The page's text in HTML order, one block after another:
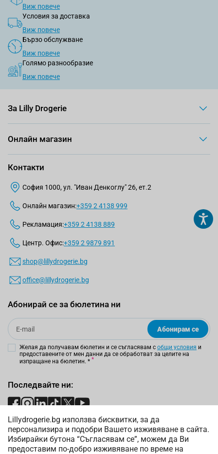
Lillydrogerie.bg използва бисквитки, за да
персонализира и подобри Вашето изживяване в сайта.
Избирайки бутона “Съгласявам се”, можем да Ви
предоставим по-добро изживяване по време на
Виж повече
Условия за доставка
Виж повече
Бързо обслужване
Виж повече
Голямо разнообразие
Виж повече
За Lilly Drogerie
Онлайн магазин
Контакти
София 1000, ул. "Иван Денкоглу" 26, ет.2
Онлайн магазин:+359 2 4138 999
Рекламация:+359 2 4138 889
Центр. Офис:+359 2 9879 891
shop@lillydrogerie.bg
office@lillydrogerie.bg
Абонирай се за бюлетина ни
Email
Абонирам се
Желая да получавам бюлетин и се съгласявам с общи условия и
предоставените от мен данни да се обработват за целите на
изпращане на бюлетин. *
Последвайте ни:
Начини на плащане: